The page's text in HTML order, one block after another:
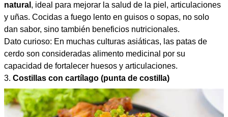
natural , ideal para mejorar la salud de la piel, articulaciones
y uñas. Cocidas a fuego lento en guisos o sopas, no solo
dan sabor, sino también beneficios nutricionales.
Dato curioso: En muchas culturas asiáticas, las patas de
cerdo son consideradas alimento medicinal por su
capacidad de fortalecer huesos y articulaciones.
3. Costillas con cartílago (punta de costilla)